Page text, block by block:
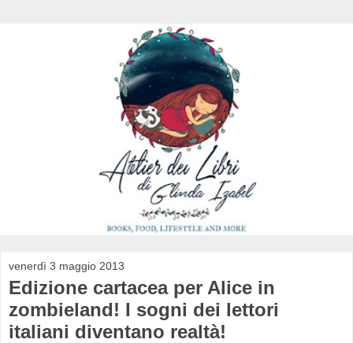
venerdì 3 maggio 2013
Edizione cartacea per Alice in
zombieland! I sogni dei lettori
italiani diventano realtà!